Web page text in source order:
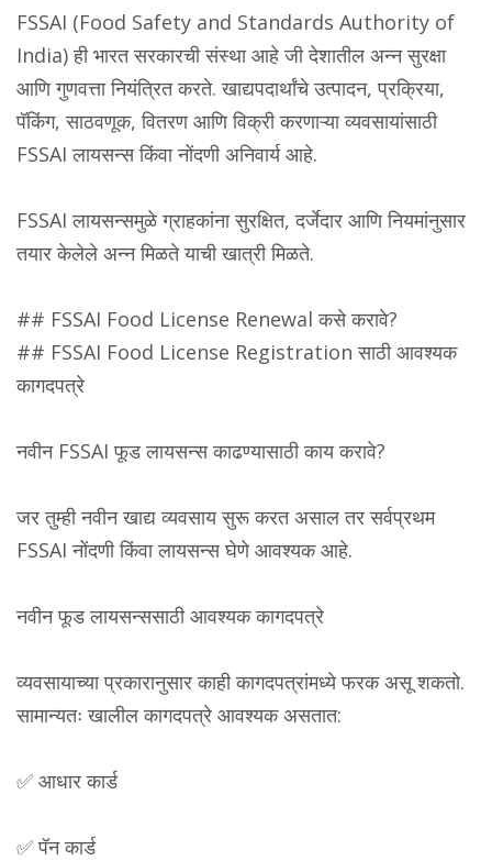
FSSAI (Food Safety and Standards Authority of
India) ही भारत सरकारची संस्था आहे जी देशातील अन्न सुरक्षा
आणि गुणवत्ता नियंत्रित करते. खाद्यपदार्थांचे उत्पादन, प्रक्रिया,
पॅकिंग, साठवणूक, वितरण आणि विक्री करणाऱ्या व्यवसायांसाठी
FSSAI लायसन्स किंवा नोंदणी अनिवार्य आहे.
FSSAI लायसन्समुळे ग्राहकांना सुरक्षित, दर्जेदार आणि नियमांनुसार
तयार केलेले अन्न मिळते याची खात्री मिळते.
## FSSAI Food License Renewal कसे करावे?
## FSSAI Food License Registration साठी आवश्यक
कागदपत्रे
नवीन FSSAI फूड लायसन्स काढण्यासाठी काय करावे?
जर तुम्ही नवीन खाद्य व्यवसाय सुरू करत असाल तर सर्वप्रथम
FSSAI नोंदणी किंवा लायसन्स घेणे आवश्यक आहे.
नवीन फूड लायसन्ससाठी आवश्यक कागदपत्रे
व्यवसायाच्या प्रकारानुसार काही कागदपत्रांमध्ये फरक असू शकतो.
सामान्यतः खालील कागदपत्रे आवश्यक असतात:
✅ आधार कार्ड
✅ पॅन कार्ड